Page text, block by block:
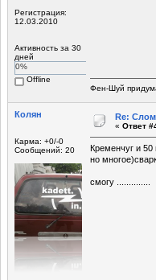
Регистрация:
12.03.2010
Активность за 30
дней
0%
Offline
Фен-Шуй
Колян
Карма: +0/-0
Сообщений: 20
Re:
« Ответ
Кременчуг и 50
но
смогу ..............